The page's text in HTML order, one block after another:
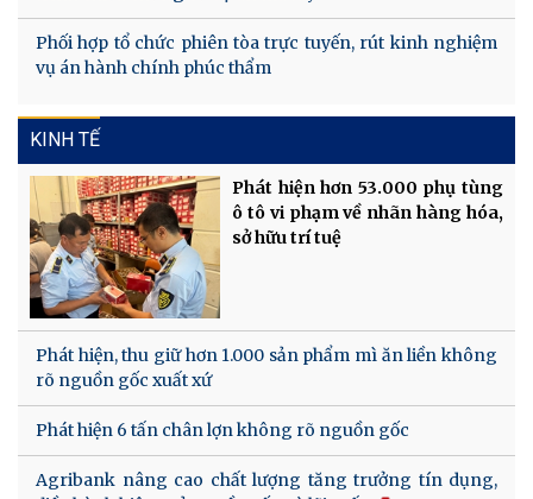
Phối hợp tổ chức phiên tòa trực tuyến, rút kinh nghiệm
vụ án hành chính phúc thẩm
KINH TẾ
Phát hiện hơn 53.000 phụ tùng
ô tô vi phạm về nhãn hàng hóa,
sở hữu trí tuệ
Phát hiện, thu giữ hơn 1.000 sản phẩm mì ăn liền không
rõ nguồn gốc xuất xứ
Phát hiện 6 tấn chân lợn không rõ nguồn gốc
Agribank nâng cao chất lượng tăng trưởng tín dụng,